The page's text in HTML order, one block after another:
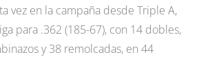
vez en la campaña desde Triple A,
para .362 (185-67), con 14 dobles,
y 38 remolcadas, en 44